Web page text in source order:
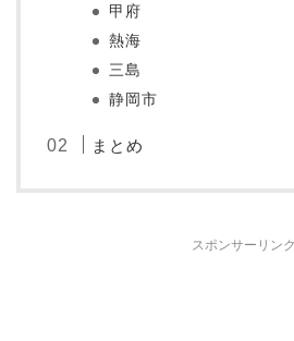
甲府
熱海
三島
静岡市
まとめ
スポンサーリンク